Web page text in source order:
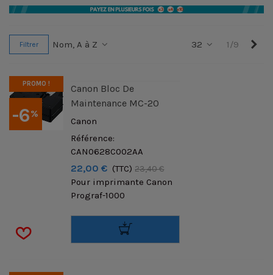
Filtrer Nom, A à Z 32 1/9
-6%
PROMO !
Canon Bloc De
Maintenance MC-20
Canon
Référence:
CAN0628C002AA
22,00 € (TTC) 23,40 €
Pour imprimante Canon
Prograf-1000